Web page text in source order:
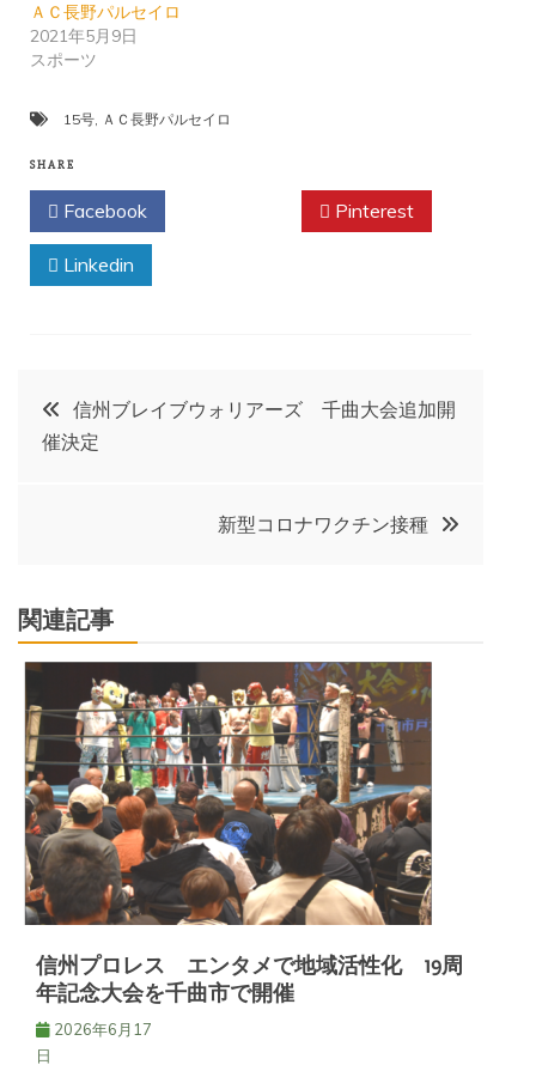
ＡＣ長野パルセイロ
2021年5月9日
スポーツ
15号, ＡＣ長野パルセイロ
SHARE
Facebook Pinterest
Linkedin
投
稿
ビ
ゲ
ー
シ
ョ
ン
信州ブレイブウォリアーズ 千曲大会追加開
催決定
新型コロナワクチン接種
関連記事
信州プロレス エンタメで地域活性化 19周
年記念大会を千曲市で開催
2026年6月17
日